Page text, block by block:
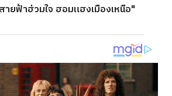
ยฟ้าฮ่วมใจ ฮอมแฮงเมืองเหนือ"